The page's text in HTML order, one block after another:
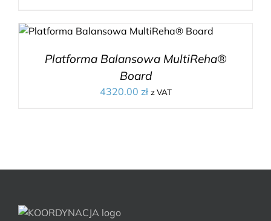
Platforma Balansowa MultiReha®
Board
4320.00 zł z VAT